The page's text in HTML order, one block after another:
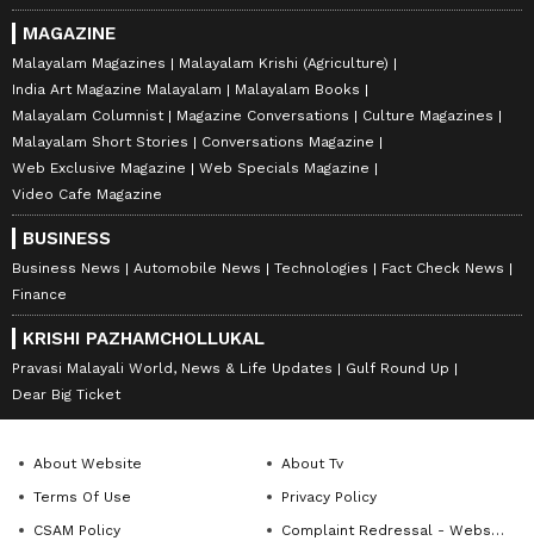
MAGAZINE
Malayalam Magazines
Malayalam Krishi (Agriculture)
India Art Magazine Malayalam
Malayalam Books
Malayalam Columnist
Magazine Conversations
Culture Magazines
Malayalam Short Stories
Conversations Magazine
Web Exclusive Magazine
Web Specials Magazine
Video Cafe Magazine
BUSINESS
Business News Automobile News Technologies
Fact Check News
Finance
KRISHI PAZHAMCHOLLUKAL
Pravasi Malayali World, News & Life Updates
Gulf Round Up
Dear Big Ticket
About Website
About Tv
Terms Of Use
Privacy Policy
CSAM Policy
Complaint Redressal - Website